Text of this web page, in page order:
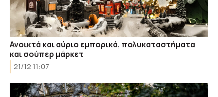
Ανοικτά και αύριο εμπορικά, πολυκαταστήματα
και σούπερ μάρκετ
21/12 11:07